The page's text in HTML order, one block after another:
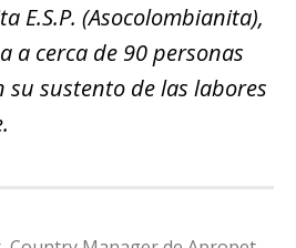
E.S.P. (Asocolombianita),
a cerca de 90 personas
su sustento de las labores